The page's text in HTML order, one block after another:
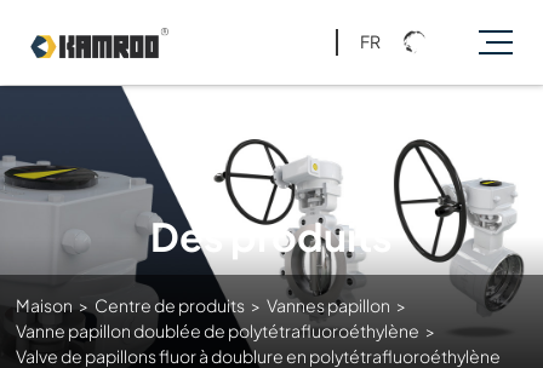
FR
Des produits
Maison > Centre de produits > Vannes papillon >
Vanne papillon doublée de polytétrafluoroéthylène >
Valve de papillons fluor à doublure en polytétrafluoroéthylène